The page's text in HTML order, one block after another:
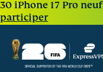
30 iPhone 17 Pro
participer